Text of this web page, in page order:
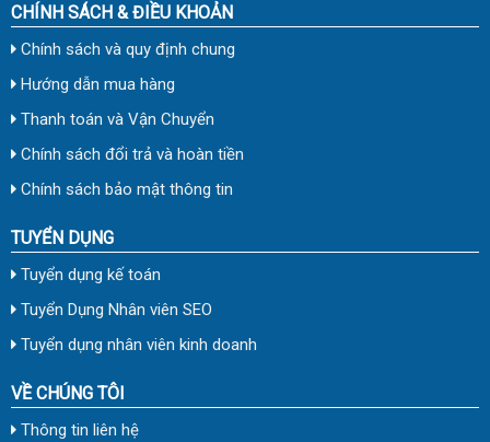
CHÍNH SÁCH & ĐIỀU KHOẢN
Chính sách và quy định chung
Hướng dẫn mua hàng
Thanh toán và Vận Chuyển
Chính sách đổi trả và hoàn tiền
Chính sách bảo mật thông tin
TUYỂN DỤNG
Tuyển dụng kế toán
Tuyển Dụng Nhân viên SEO
Tuyển dụng nhân viên kinh doanh
VỀ CHÚNG TÔI
Thông tin liên hệ